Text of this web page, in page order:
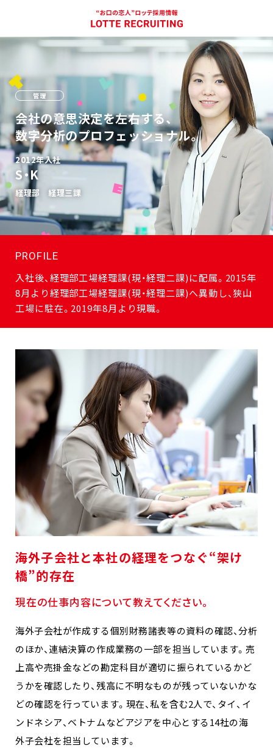
管理
会社の意思決定を左右する、
数字分析のプロフェッショナル。
2012年入社
S・K
経理部 経理三課
PROFILE
入社後、経理部工場経理課(現・経理二課)に配属。2015年
8月より経理部工場経理課(現・経理二課)へ異動し、狭山
工場に駐在。2019年8月より現職。
海外子会社と本社の経理をつなぐ“架け
橋”的存在
現在の仕事内容について教えてください。
海外子会社が作成する個別財務諸表等の資料の確認、分析
のほか、連結決算の作成業務の一部を担当しています。売
上高や売掛金などの勘定科目が適切に振られているかど
うかを確認したり、残高に不明なものが残っていないかな
どの確認を行っています。現在、私を含む2人で、タイ、イ
ンドネシア、ベトナムなどアジアを中心とする14社の海
外子会社を担当しています。